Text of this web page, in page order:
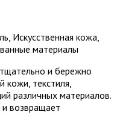
Искусственная кожа,
материалы
и бережно
кожи, текстиля,
различных материалов.
и возвращает